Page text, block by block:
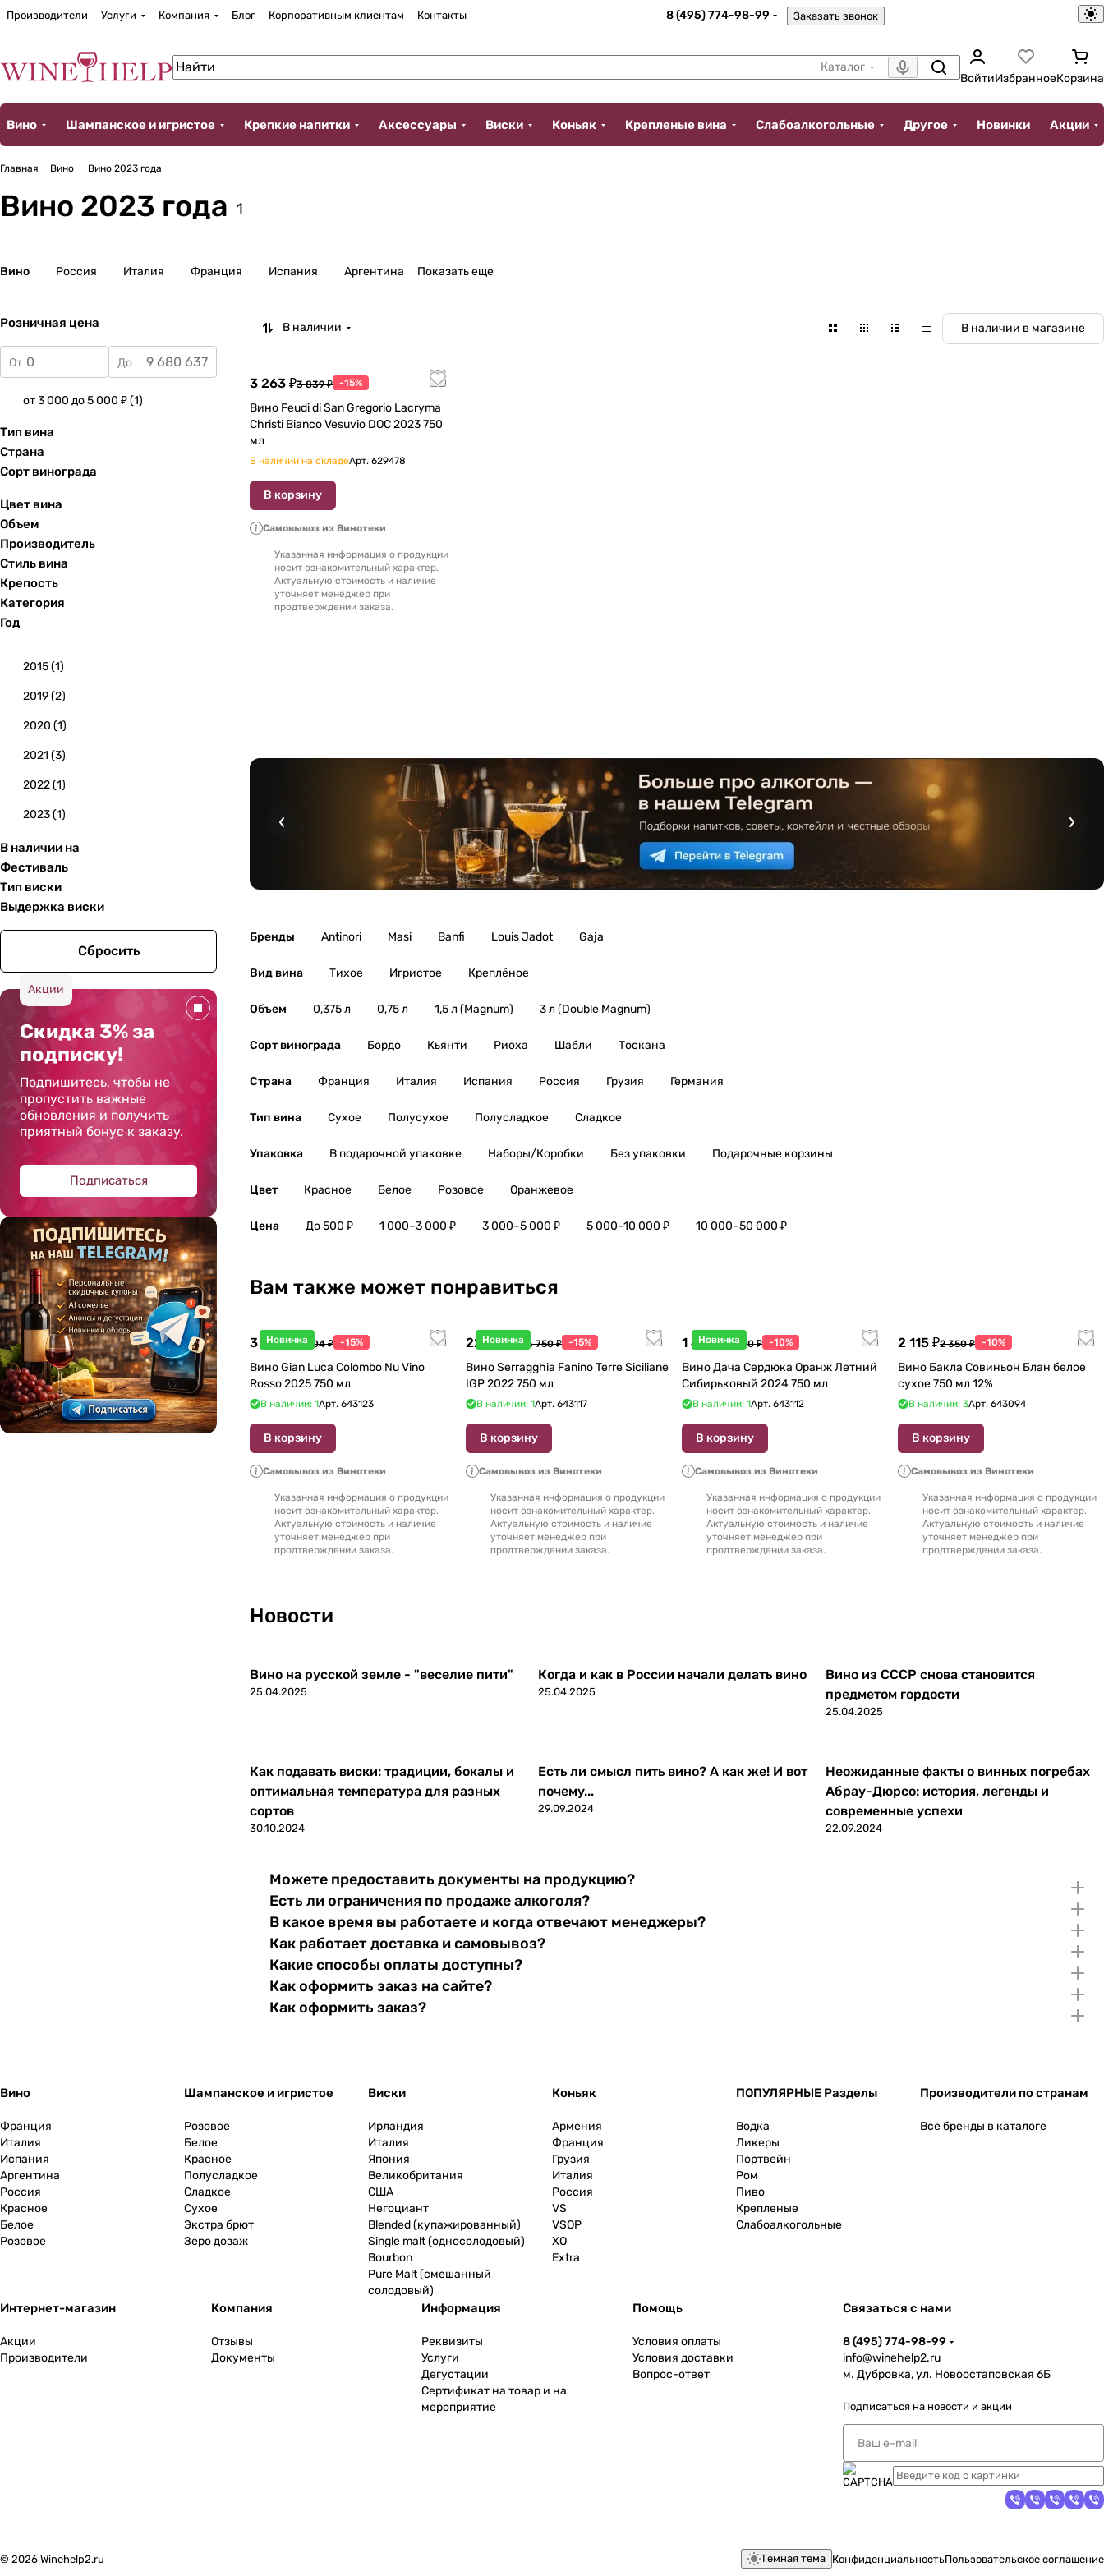
Производители Услуги Компания Блог Корпоративным клиентам Контакты 8 (495) 774-98-99 Заказать звонок
Каталог
ВойтиИзбранноеКорзина
Вино Шампанское и игристое Крепкие напитки Аксессуары Виски Коньяк Крепленые вина Слабоалкогольные Другое Новинки Акции
Главная Вино Вино 2023 года
Вино 2023 года 1
Вино Россия Италия Франция Испания Аргентина Показать еще
Розничная цена
От До
от 3 000 до 5 000 ₽(1)
Тип вина
Страна
Сорт винограда
Цвет вина
Объем
Производитель
Стиль вина
Крепость
Категория
Год
2015(1)
2019(2)
2020 (1)
2021 (3)
2022(1)
2023(1)
В наличии на
Фестиваль
Тип виски
Выдержка виски
Сбросить
Акции
Скидка 3% за
подписку!
Подпишитесь, чтобы не
пропустить важные
обновления и получить
приятный бонус к заказу.
Подписаться
В наличии В наличии в магазине
3 263 ₽3 839 ₽ -15%
Вино Feudi di San Gregorio Lacryma
Christi Bianco Vesuvio DOC 2023 750
мл
В наличии на складеАрт. 629478
В корзину
Самовывоз из Винотеки
Указанная информация о продукции
носит ознакомительный характер.
Актуальную стоимость и наличие
уточняет менеджер при
продтверждении заказа.
Бренды Antinori Masi Banfi Louis Jadot Gaja
Вид вина Тихое Игристое Креплёное
Объем 0,375 л 0,75 л 1,5 л (Magnum) 3 л (Double Magnum)
Сорт винограда Бордо Кьянти Риоха Шабли Тоскана
Страна Франция Италия Испания Россия Грузия Германия
Тип вина Сухое Полусухое Полусладкое Сладкое
Упаковка В подарочной упаковке Наборы/Коробки Без упаковки Подарочные корзины
Цвет Красное Белое Розовое Оранжевое
Цена До 500 ₽ 1 000–3 000 ₽ 3 000–5 000 ₽ 5 000–10 000 ₽ 10 000–50 000 ₽
Вам также может понравиться
Новинка
3 998 ₽4 704 ₽ -15%
Вино Gian Luca Colombo Nu Vino
Rosso 2025 750 мл
В наличии: 1Арт. 643123
В корзину
Самовывоз из Винотеки
Указанная информация о продукции
носит ознакомительный характер.
Актуальную стоимость и наличие
уточняет менеджер при
продтверждении заказа.
Новинка
22 738 ₽26 750 ₽ -15%
Вино Serragghia Fanino Terre Siciliane
IGP 2022 750 мл
В наличии: 1Арт. 643117
В корзину
Самовывоз из Винотеки
Указанная информация о продукции
носит ознакомительный характер.
Актуальную стоимость и наличие
уточняет менеджер при
продтверждении заказа.
Новинка
1 440 ₽1 600 ₽ -10%
Вино Дача Сердюка Оранж Летний
Сибирьковый 2024 750 мл
В наличии: 1Арт. 643112
В корзину
Самовывоз из Винотеки
Указанная информация о продукции
носит ознакомительный характер.
Актуальную стоимость и наличие
уточняет менеджер при
продтверждении заказа.
2 115 ₽2 350 ₽ -10%
Вино Бакла Совиньон Блан белое
сухое 750 мл 12%
В наличии: 3Арт. 643094
В корзину
Самовывоз из Винотеки
Указанная информация о продукции
носит ознакомительный характер.
Актуальную стоимость и наличие
уточняет менеджер при
продтверждении заказа.
Новости
Вино на русской земле - "веселие пити"
25.04.2025
Когда и как в России начали делать вино
25.04.2025
Вино из СССР снова становится
предметом гордости
25.04.2025
Как подавать виски: традиции, бокалы и
оптимальная температура для разных
сортов
30.10.2024
Есть ли смысл пить вино? А как же! И вот
почему...
29.09.2024
Неожиданные факты о винных погребах
Абрау-Дюрсо: история, легенды и
современные успехи
22.09.2024
Можете предоставить документы на продукцию?
Есть ли ограничения по продаже алкоголя?
В какое время вы работаете и когда отвечают менеджеры?
Как работает доставка и самовывоз?
Какие способы оплаты доступны?
Как оформить заказ на сайте?
Как оформить заказ?
Вино
Франция
Италия
Испания
Аргентина
Россия
Красное
Белое
Розовое
Шампанское и игристое
Розовое
Белое
Красное
Полусладкое
Сладкое
Сухое
Экстра брют
Зеро дозаж
Виски
Ирландия
Италия
Япония
Великобритания
США
Негоциант
Blended (купажированный)
Single malt (односолодовый)
Bourbon
Pure Malt (смешанный
солодовый)
Коньяк
Армения
Франция
Грузия
Италия
Россия
VS
VSOP
XO
Extra
ПОПУЛЯРНЫЕ Разделы
Водка
Ликеры
Портвейн
Ром
Пиво
Крепленые
Слабоалкогольные
Производители по странам
Все бренды в каталоге
Интернет-магазин
Акции
Производители
Компания
Отзывы
Документы
Информация
Реквизиты
Услуги
Дегустации
Сертификат на товар и на
мероприятие
Помощь
Условия оплаты
Условия доставки
Вопрос-ответ
Связаться с нами
8 (495) 774-98-99
info@winehelp2.ru
м. Дубровка, ул. Новоостаповская 6Б
Подписаться на новости и акции
© 2026 Winehelp2.ru Темная тема КонфиденциальностьПользовательское соглашение